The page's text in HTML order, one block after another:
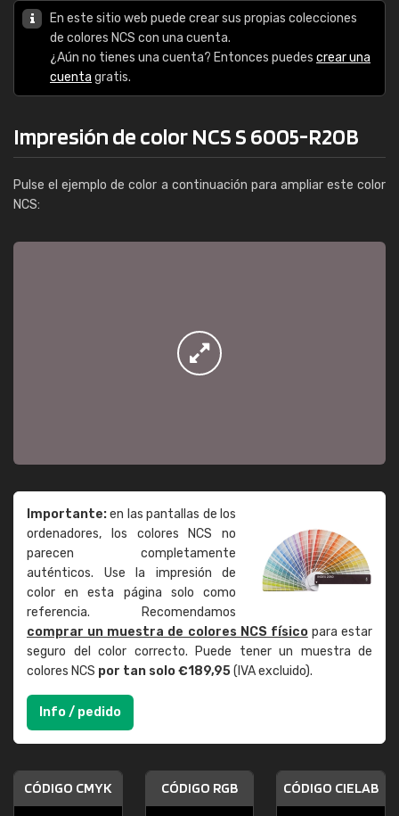
En este sitio web puede crear sus propias colecciones
de colores NCS con una cuenta.
¿Aún no tienes una cuenta? Entonces puedes crear una
cuenta gratis.
Impresión de color NCS S 6005-R20B
Pulse el ejemplo de color a continuación para ampliar este color
NCS:
Importante:en las pantallas de los
ordenadores, los colores NCS no
parecen completamente
auténticos. Use la impresión de
color en esta página solo como
referencia. Recomendamos
comprar un muestra de colores NCS físicopara estar
seguro del color correcto. Puede tener un muestra de
colores NCS por tan solo €189,95(IVA excluido).
Info / pedido
CÓDIGO CMYK CÓDIGO RGB CÓDIGO CIELAB